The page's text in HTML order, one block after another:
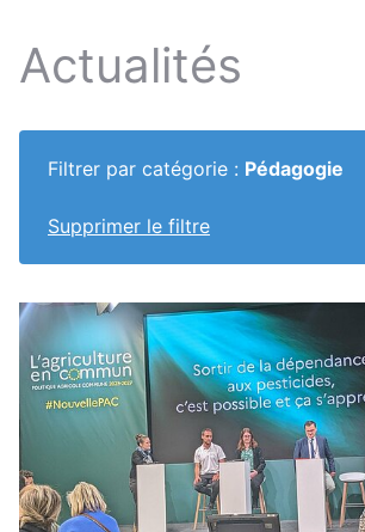
Actualités
Filtrer par catégorie : Pédagogie
Supprimer le filtre